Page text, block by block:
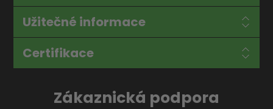
Užitečné informace
Certifikace
Zákaznická podpora